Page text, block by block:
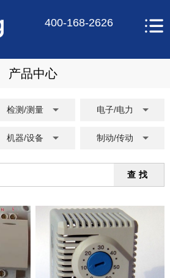
400-168-2626
产品中心
检测/测量 电子/电力
机器/设备 制动/传动
查找